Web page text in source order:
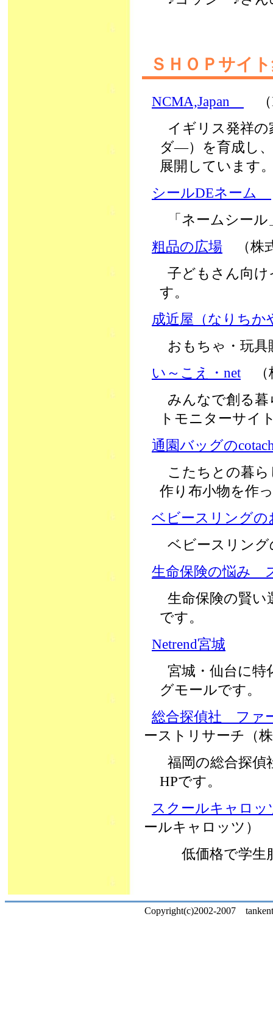
ＳＨＯＰサイ
NCMA,Japan
（
イギリス発祥
ダ―）を育成し
展開しています
シールDEネーム
「ネームシー
粗品の広場 （株
子どもさん向
す。
成近屋（なりちか
おもちゃ・玩具
い～こえ・net （
みんなで創る
トモニターサイ
通園バッグの
こたちとの暮
作り布小物を作
ベビースリングの
ベビースリング
生命保険の悩み
生命保険の賢い
です。
Netrend宮城
宮城・仙台に
グモールです。
総合探偵社 ファ
ーストリサーチ（
福岡の総合探偵
HPです。
スクールキャロッ
ールキャロッツ）
低価格で学生
Copyright(c)2002-2007